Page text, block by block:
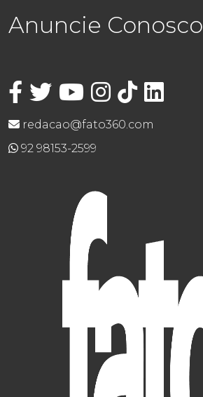
Anuncie Conosco
redacao@fato360.com
92 98153-2599